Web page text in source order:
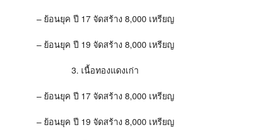
– ย้อนยุค ปี 17 จัดสร้าง 8,000 เหรียญ
– ย้อนยุค ปี 19 จัดสร้าง 8,000 เหรียญ
3. เนื้อทองแดงเก่า
– ย้อนยุค ปี 17 จัดสร้าง 8,000 เหรียญ
– ย้อนยุค ปี 19 จัดสร้าง 8,000 เหรียญ